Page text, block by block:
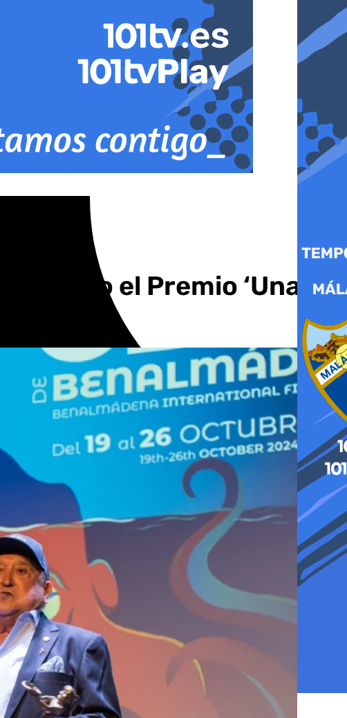
Esteso el Premio ‘Una